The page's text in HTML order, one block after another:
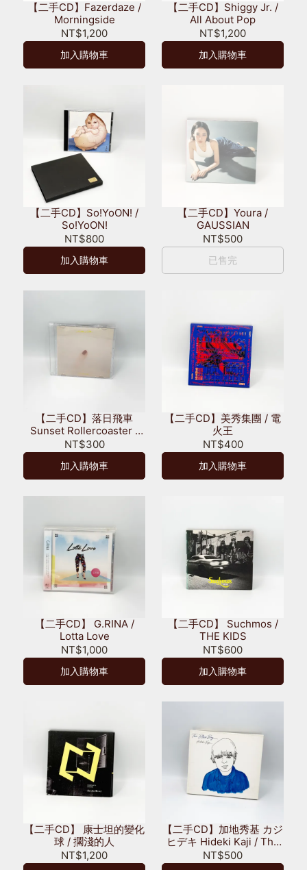
【二手CD】Fazerdaze /
Morningside
NT$1,200
加入購物車
【二手CD】Shiggy Jr. /
All About Pop
NT$1,200
加入購物車
【二手CD】So!YoON! /
So!YoON!
NT$800
加入購物車
【二手CD】Youra /
GAUSSIAN
NT$500
已售完
【二手CD】落日飛車
Sunset Rollercoaster /
Vanilla Villa
NT$300
加入購物車
【二手CD】美秀集團 / 電
火王
NT$400
加入購物車
【二手CD】 G.RINA /
Lotta Love
NT$1,000
加入購物車
【二手CD】 Suchmos /
THE KIDS
NT$600
加入購物車
【二手CD】 康士坦的變化
球 / 擱淺的人
NT$1,200
【二手CD】加地秀基 カジ
ヒデキ Hideki Kaji / The
Blue Boy
NT$500